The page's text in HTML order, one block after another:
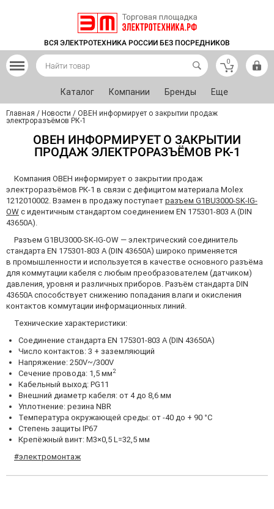
ВСЯ ЭЛЕКТРОТЕХНИКА РОССИИ БЕЗ ПОСРЕДНИКОВ
0
Каталог Компании Бренды Еще
Главная / Новости / ОВЕН информирует о закрытии продаж
электроразъёмов РК-1
ОВЕН ИНФОРМИРУЕТ О ЗАКРЫТИИ
ПРОДАЖ ЭЛЕКТРОРАЗЪЁМОВ РК-1
Компания ОВЕН информирует о закрытии продаж
электроразъёмов РК-1 в связи с дефицитом материала Molex
1212010002. Взамен в продажу поступает разъем G1BU3000-SK-IG-
OW с идентичным стандартом соединением EN 175301-803 А (DIN
43650A).
Разъем G1BU3000-SK-IG-OW — электрический соединитель
стандарта EN 175301-803 А (DIN 43650A) широко применяется
в промышленности и используется в качестве основного разъёма
для коммутации кабеля с любым преобразователем (датчиком)
давления, уровня и различных приборов. Разъём стандарта DIN
43650A способствует снижению попадания влаги и окисления
контактов коммутации информационных линий.
Технические характеристики:
Соединение стандарта EN 175301-803 А (DIN 43650A)
Число контактов: 3 + заземляющий
Напряжение: 250V~/300V
Сечение провода: 1,5 мм2
Кабельный выход: PG11
Внешний диаметр кабеля: от 4 до 8,6 мм
Уплотнение: резина NBR
Температура окружающей среды: от -40 до + 90 °С
Степень защиты IP67
Крепёжный винт: М3×0,5 L=32,5 мм
#электромонтаж